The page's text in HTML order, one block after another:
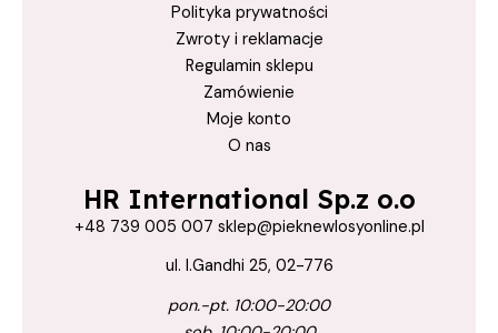
Polityka prywatności
Zwroty i reklamacje
Regulamin sklepu
Zamówienie
Moje konto
O nas
HR International Sp.z o.o
+48 739 005 007 sklep@pieknewlosyonline.pl
ul. I.Gandhi 25, 02-776
pon.-pt. 10:00-20:00